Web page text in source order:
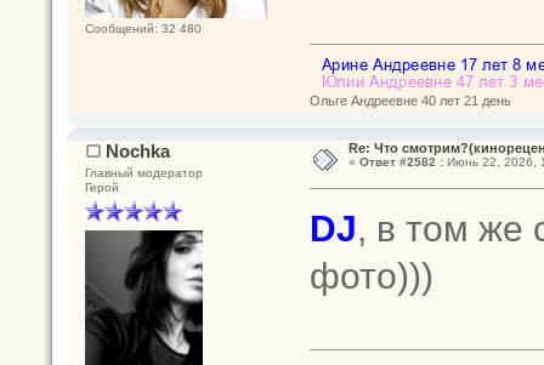
Сообщений: 32 480
Ольге Андреевне 40 лет 21 день
Nochka
Главный модератор
Герой
Re: Что
« Ответ #2582 :Июнь 22, 2026,
DJ, в том же
фото)))